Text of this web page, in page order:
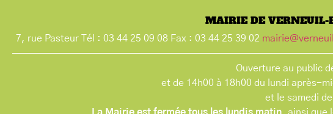
MAIRIE DE VERNEUIL-
7, rue Pasteur Tél : 03 44 25 09 08 Fax : 03 44 25 39 02
Ouverture au public
et de 14h00 à 18h00 du lundi après-
et le samedi
La Mairie est fermée tous les lundis matin , ainsi que